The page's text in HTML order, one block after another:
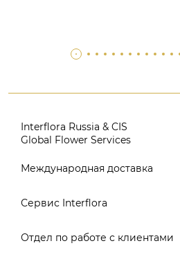
Interflora Russia & CIS
Global Flower Services
Версия для печати
Поиск
Международная доставка
Россия
Европа
Сервис Interflora
Заказ и оплата
Отдел по работе с клиентами